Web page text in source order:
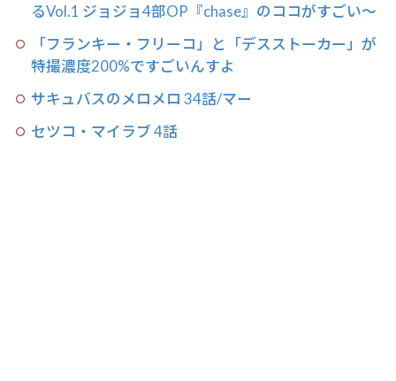
るVol.1 ジョジョ4部OP『chase』のココがすごい〜
「フランキー・フリーコ」と「デスストーカー」が
特撮濃度200%ですごいんすよ
サキュバスのメロメロ 34話/マー
セツコ・マイラブ 4話